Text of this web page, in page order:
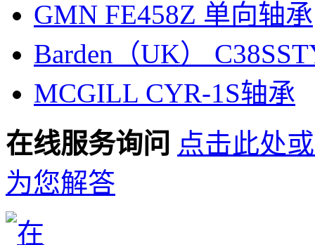
GMN FE458Z 单向轴承
Barden（UK）
MCGILL CYR-1S轴承
在线服务询问 点击此处
为您解答